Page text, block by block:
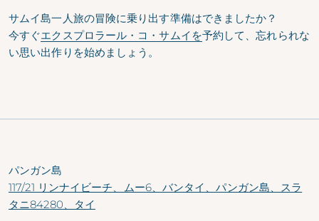
サムイ島一人旅の冒険に乗り出す準備はできましたか？
今すぐエクスプロラール・コ・サムイを予約して、忘れられな
い思い出作りを始めましょう。
パンガン島
117/21 リンナイビーチ、ムー6、バンタイ、パンガン島、スラ
タニ84280、タイ